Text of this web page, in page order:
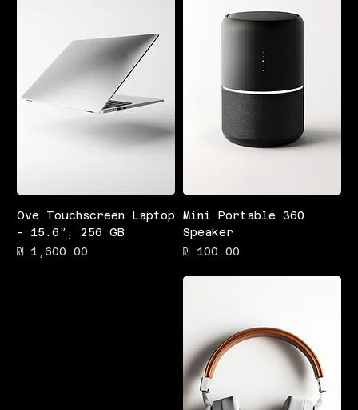
360 Mini Portable
Speaker
מחיר
Ove Touchscreen Laptop
- 15.6”, 256 GB
מחיר